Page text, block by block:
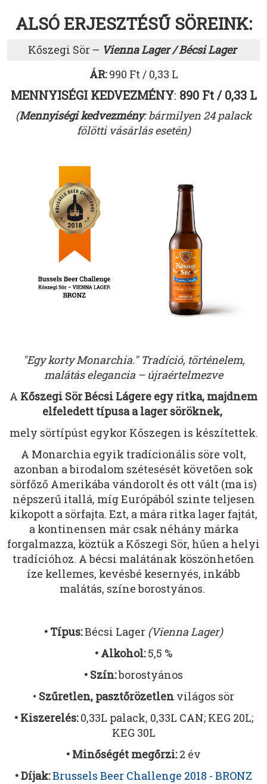
ALSÓ ERJESZTÉSŰ SÖREINK:
Kőszegi Sör – Vienna Lager / Bécsi Lager
ÁR:990 Ft / 0,33 L
MENNYISÉGI KEDVEZMÉNY: 890 Ft / 0,33 L
(Mennyiségi kedvezmény: bármilyen 24 palack
fölötti vásárlás esetén)
"Egy korty Monarchia." Tradíció, történelem,
malátás elegancia – újraértelmezve
A Kőszegi Sör Bécsi Lágere egy ritka, majdnem
elfeledett típusa a lager söröknek,
mely sörtípúst egykor Kőszegen is készítettek.
A Monarchia egyik tradícionális söre volt,
azonban a birodalom szétesését követően sok
sörfőző Amerikába vándorolt és ott vált (ma is)
népszerű itallá, míg Európából szinte teljesen
kikopott a sörfajta. Ezt, a mára ritka lager fajtát,
a kontinensen már csak néhány márka
forgalmazza, köztük a Kőszegi Sör, hűen a helyi
tradícióhoz. A bécsi malátának köszönhetően
íze kellemes, kevésbé kesernyés, inkább
malátás, színe borostyános.
• Típus:Bécsi Lager (Vienna Lager)
• Alkohol:5,5 %
• Szín:borostyános
• Szűretlen, pasztőrözetlen világos sör
• Kiszerelés:0,33L palack, 0,33L CAN; KEG 20L;
KEG 30L
• Minőségét megőrzi:2 év
• Díjak:Brussels Beer Challenge 2018 - BRONZ